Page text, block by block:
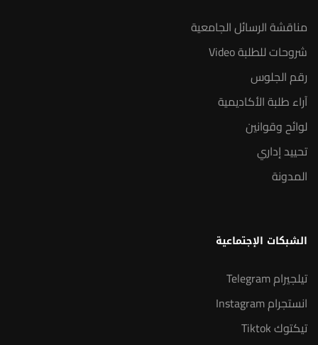
مناقشة الرسائل الجامعية
شروحات للطلبة Video
رقم الجلوس
آراء طلبة الأكاديمية
لوائح وقوانين
تحييد إداري
المدونة
الشبكات الإجتماعية
تيلجيرام Telegram
انستجرام Instagram
تيكتوك Tiktok